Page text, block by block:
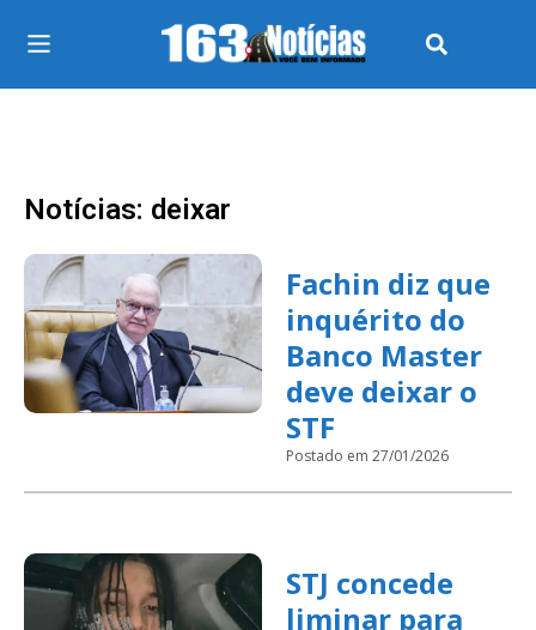
Notícias: deixar
Fachin diz que
inquérito do
Banco Master
deve deixar o
STF
Postado em 27/01/2026
STJ concede
liminar para